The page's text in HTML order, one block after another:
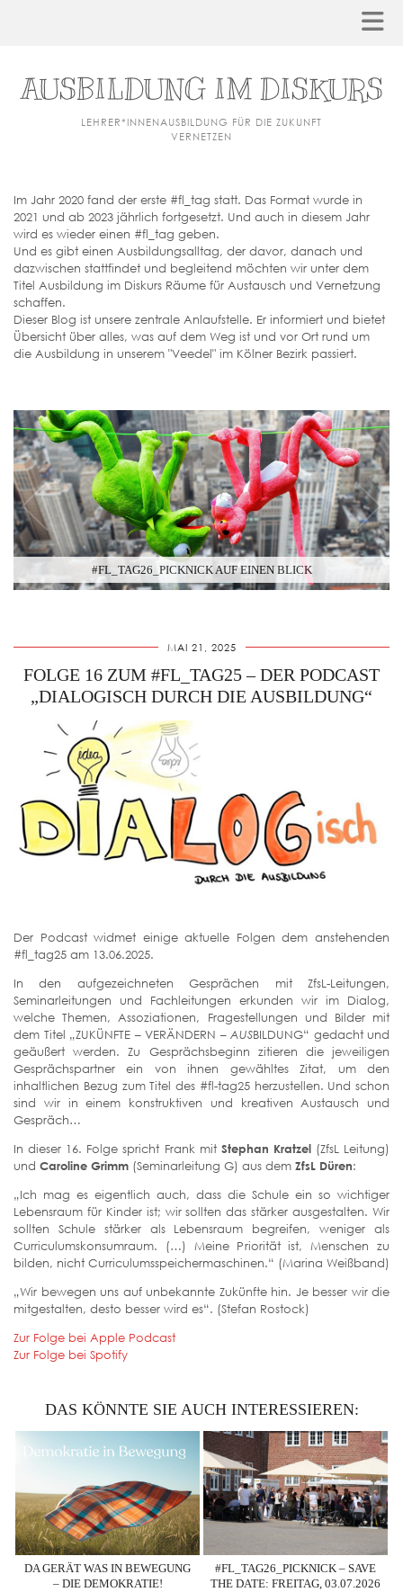
AUSBILDUNG IM DISKURS
LEHRER*INNENAUSBILDUNG FÜR DIE ZUKUNFT
VERNETZEN
Im Jahr 2020 fand der erste #fl_tag statt. Das Format wurde in
2021 und ab 2023 jährlich fortgesetzt. Und auch in diesem Jahr
wird es wieder einen #fl_tag geben.
Und es gibt einen Ausbildungsalltag, der davor, danach und
dazwischen stattfindet und begleitend möchten wir unter dem
Titel Ausbildung im Diskurs Räume für Austausch und Vernetzung
schaffen.
Dieser Blog ist unsere zentrale Anlaufstelle. Er informiert und bietet
Übersicht über alles, was auf dem Weg ist und vor Ort rund um
die Ausbildung in unserem "Veedel" im Kölner Bezirk passiert.
#FL_TAG26_PICKNICK AUF EINEN BLICK
MAI 21, 2025
FOLGE 16 ZUM #FL_TAG25 – DER PODCAST
„DIALOGISCH DURCH DIE AUSBILDUNG“
Der Podcast widmet einige aktuelle Folgen dem anstehenden
#fl_tag25 am 13.06.2025.
In den aufgezeichneten Gesprächen mit ZfsL-Leitungen,
Seminarleitungen und Fachleitungen erkunden wir im Dialog,
welche Themen, Assoziationen, Fragestellungen und Bilder mit
dem Titel „ZUKÜNFTE – VERÄNDERN – AUSBILDUNG“ gedacht und
geäußert werden. Zu Gesprächsbeginn zitieren die jeweiligen
Gesprächspartner ein von ihnen gewähltes Zitat, um den
inhaltlichen Bezug zum Titel des #fl-tag25 herzustellen. Und schon
sind wir in einem konstruktiven und kreativen Austausch und
Gespräch…
In dieser 16. Folge spricht Frank mit Stephan Kratzel(ZfsL Leitung)
und Caroline Grimm (Seminarleitung G) aus dem ZfsL Düren:
„Ich mag es eigentlich auch, dass die Schule ein so wichtiger
Lebensraum für Kinder ist; wir sollten das stärker ausgestalten. Wir
sollten Schule stärker als Lebensraum begreifen, weniger als
Curriculumskonsumraum. (…) Meine Priorität ist, Menschen zu
bilden, nicht Curriculumsspeichermaschinen.“ (Marina Weißband)
„Wir bewegen uns auf unbekannte Zukünfte hin. Je besser wir die
mitgestalten, desto besser wird es“. (Stefan Rostock)
Zur Folge bei Apple Podcast
Zur Folge bei Spotify
DAS KÖNNTE SIE AUCH INTERESSIEREN:
DA GERÄT WAS IN BEWEGUNG
– DIE DEMOKRATIE!
#FL_TAG26_PICKNICK – SAVE
THE DATE: FREITAG, 03.07.2026